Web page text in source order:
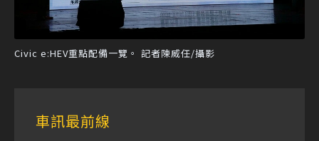
Civic e:HEV重點配備一覽。 記者陳威任/攝影
車訊最前線